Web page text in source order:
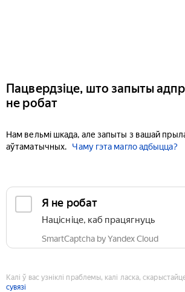
Пацвердзіце, што запыты
не робат
Нам вельмі шкада, але запыты з вашай
аўтаматычных.
Чаму гэта магло адбыцца?
Я не робат
Націсніце, каб працягнуць
SmartCaptcha by Yandex Cloud
Калі ў вас узніклі праблемы, калі ласка,
сувязі